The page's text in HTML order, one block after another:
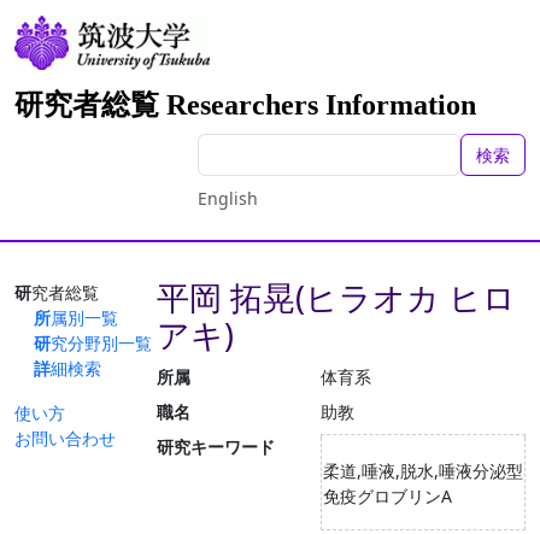
研究者総覧 Researchers Information
検索
English
研究者総覧
所属別一覧
研究分野別一覧
詳細検索
使い方
お問い合わせ
平岡 拓晃(ヒラオカ ヒロ
アキ)
所属
体育系
職名
助教
研究キーワード
柔道,唾液,脱水,唾液分泌型
免疫グロブリンA